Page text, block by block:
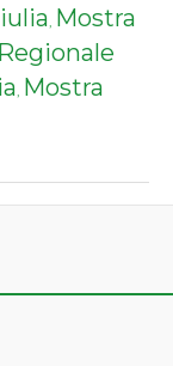
, Mostra
, Mostra